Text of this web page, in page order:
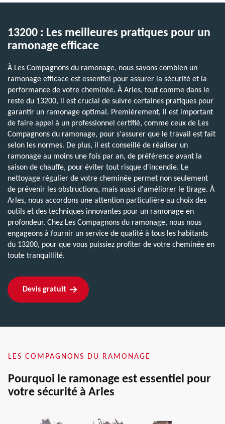
13200 : Les meilleures pratiques pour un
ramonage efficace
À Les Compagnons du ramonage, nous savons combien un
ramonage efficace est essentiel pour assurer la sécurité et la
performance de votre cheminée. À Arles, tout comme dans le
reste du 13200, il est crucial de suivre certaines pratiques pour
garantir un ramonage optimal. Premièrement, il est important
de faire appel à un professionnel certifié, comme ceux de Les
Compagnons du ramonage, pour s'assurer que le travail est fait
selon les normes. De plus, il est conseillé de réaliser un
ramonage au moins une fois par an, de préférence avant la
saison de chauffe, pour éviter tout risque d'incendie. Le
nettoyage régulier de votre cheminée permet non seulement
de prévenir les obstructions, mais aussi d'améliorer le tirage. À
Arles, nous accordons une attention particulière au choix des
outils et des techniques innovantes pour un ramonage en
profondeur. Chez Les Compagnons du ramonage, nous nous
engageons à fournir un service de qualité à tous les habitants
du 13200, pour que vous puissiez profiter de votre cheminée en
toute tranquillité.
Devis gratuit
LES COMPAGNONS DU RAMONAGE
Pourquoi le ramonage est essentiel pour
votre sécurité à Arles